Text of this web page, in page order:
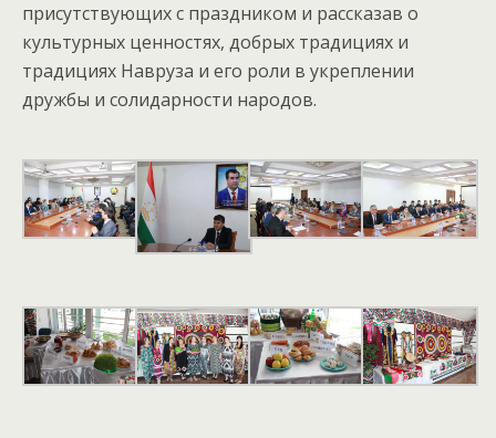
присутствующих с праздником и рассказав о
культурных ценностях, добрых традициях и
традициях Навруза и его роли в укреплении
дружбы и солидарности народов.